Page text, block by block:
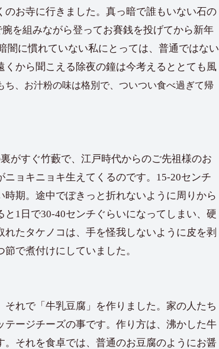
お寺に行きました。真っ暗で誰もいない石の
を組みながら登ってお賽銭を投げてから新年
に慣れていない私にとっては、普通ではない
から聞こえる除夜の鐘は今考えるととても風
、お汁粉の味は格別で、ついつい食べ過ぎて帰
がすぐ竹藪で、江戸時代からのご先祖様のお
ョキニョキ生えてくるのです。15-20センチ
期。途中でぽきっと折れないように周りから
1日で30-40センチぐらいになってしまい、硬
たタケノコは、手を怪我しないように皮を剥
で煮付けにしていました。
れで「牛乳豆腐」を作りました。家の人たち
ージチーズの事です。作り方は、沸かした牛
それを食卓では、普通のお豆腐のようにお醤